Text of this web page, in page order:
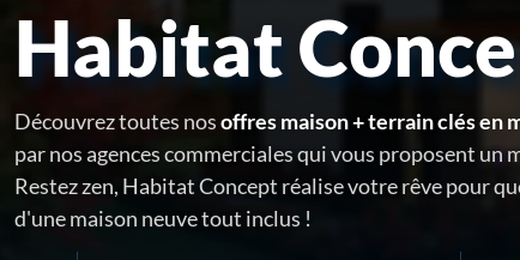
Habitat
Découvrez toutes nosoffres maison + terrain clés en
par nos agences commerciales qui vous proposent un
Restez zen, Habitat Concept réalise votre rêve pour
d'une maison neuve tout inclus !